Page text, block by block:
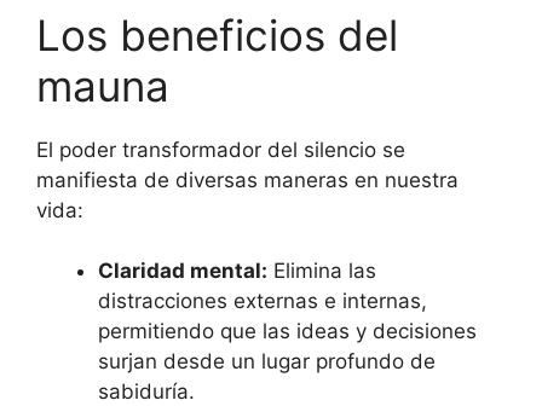
Los beneficios del
mauna
El poder transformador del silencio se
manifiesta de diversas maneras en nuestra
vida:
Claridad mental: Elimina las
distracciones externas e internas,
permitiendo que las ideas y decisiones
surjan desde un lugar profundo de
sabiduría.